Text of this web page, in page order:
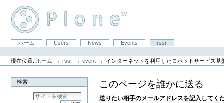
|
シ
ョ
ホーム Users News Events
rssr
ー
ソ
現在位置: ホーム →rssr →event → インターネットを利用したロボットサービス
検索 このページを誰かに送る
送りたい相手のメールアドレスを記入してく